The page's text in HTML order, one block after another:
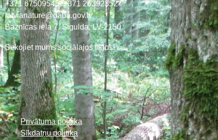
+371 67509545,+371 26392352
latvianature@daba.gov.lv
Baznīcas iela 7, Sigulda, LV-2150
Sekojiet mums sociālajos tīklos!
Privātuma politika
Sīkdatņu politika